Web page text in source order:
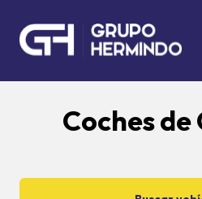
Coches de